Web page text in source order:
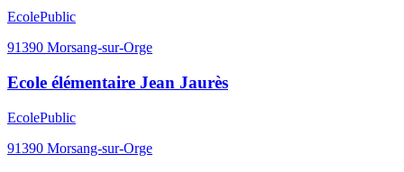
EcolePublic
91390 Morsang-sur-Orge
Ecole élémentaire Jean Jaurès
EcolePublic
91390 Morsang-sur-Orge